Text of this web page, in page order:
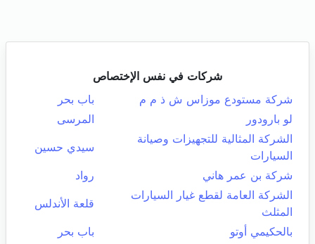
شركات في نفس الإختصاص
شركة مستودع موزاس ش ذ م م
باب بحر
لو بارودور
المرسى
الشركة المثالية للتجهيزات وصيانة
السيارات
سيدي حسين
شركة بن عمر هاني
رواد
الشركة العامة لقطع غيار السيارات
المثلث
قلعة الأندلس
بالحكيمي أوتو باب بحر